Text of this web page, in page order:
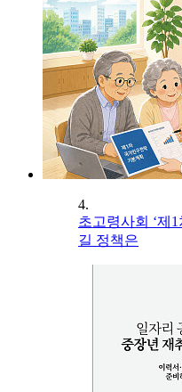
4.
초고령사회 ‘제
길 정책은